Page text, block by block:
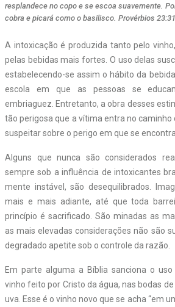
resplandece no copo e se escoa suavemente.
cobra e picará como o basilisco. Provérbios
A intoxicação é produzida tanto pelo
pelas bebidas mais fortes. O uso delas
estabelecendo-se assim o hábito da
escola em que as pessoas se
embriaguez. Entretanto, a obra desses
tão perigosa que a vítima entra no
suspeitar sobre o perigo em que se encontra.
Alguns que nunca são considerados
sempre sob a influência de intoxicantes
mente instável, são desequilibrados.
mais e mais adiante, até que toda
princípio é sacrificado. São minadas as
as mais elevadas considerações não são
degradado apetite sob o controle da razão.
Em parte alguma a Bíblia sanciona o
vinho feito por Cristo da água, nas bodas
uva. Esse é o vinho novo que se acha “em